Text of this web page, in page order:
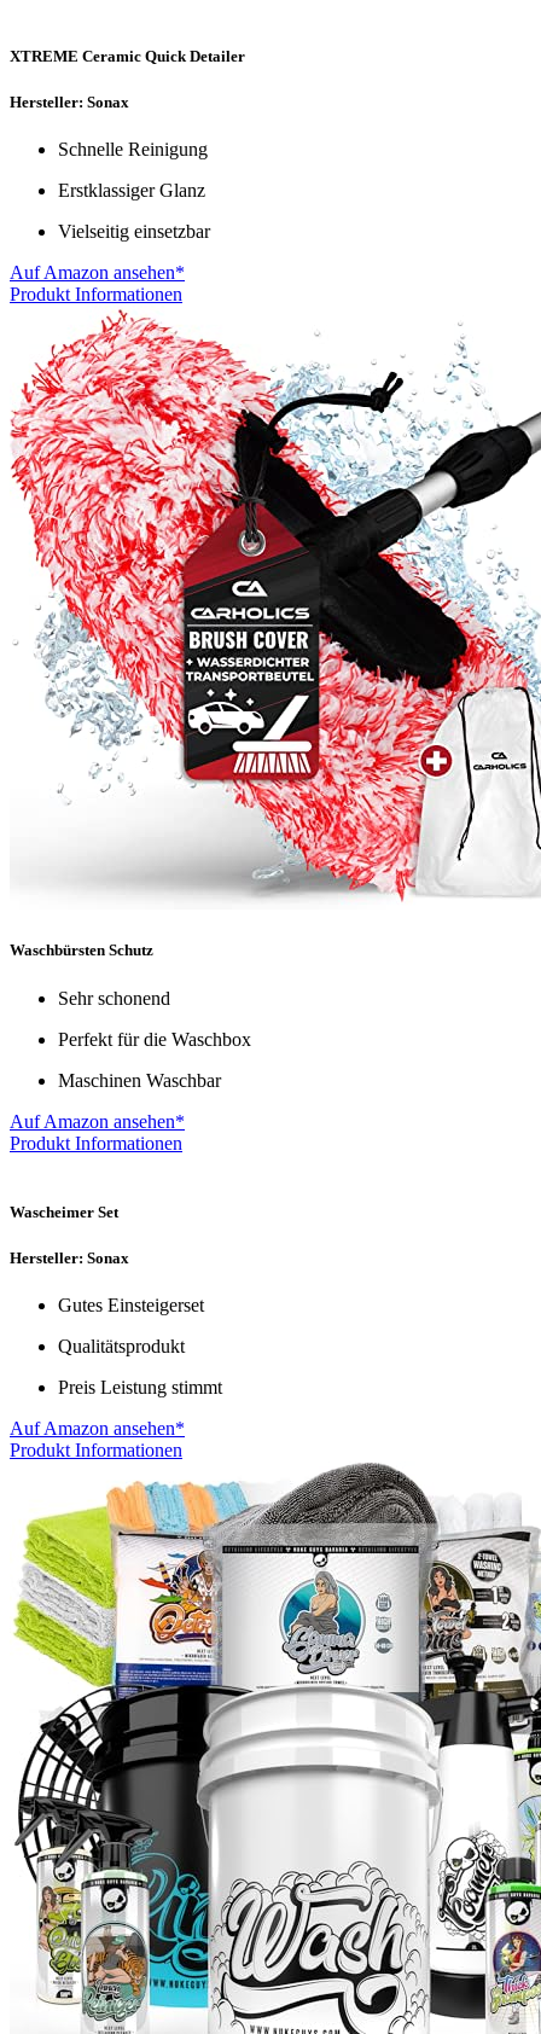
XTREME Ceramic Quick Detailer
Hersteller: Sonax
Schnelle Reinigung
Erstklassiger Glanz
Vielseitig einsetzbar
Auf Amazon ansehen*
Produkt Informationen
Waschbürsten Schutz
Sehr schonend
Perfekt für die Waschbox
Maschinen Waschbar
Auf Amazon ansehen*
Produkt Informationen
Wascheimer Set
Hersteller: Sonax
Gutes Einsteigerset
Qualitätsprodukt
Preis Leistung stimmt
Auf Amazon ansehen*
Produkt Informationen